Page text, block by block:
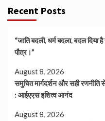
Recent Posts
“जाति बदली, धर्म बदला, बदल दिया
पौत्र।”
August 8, 2026
समुचित मार्गदर्शन और सही
: आईएएस इशित्व आनंद
August 8, 2026